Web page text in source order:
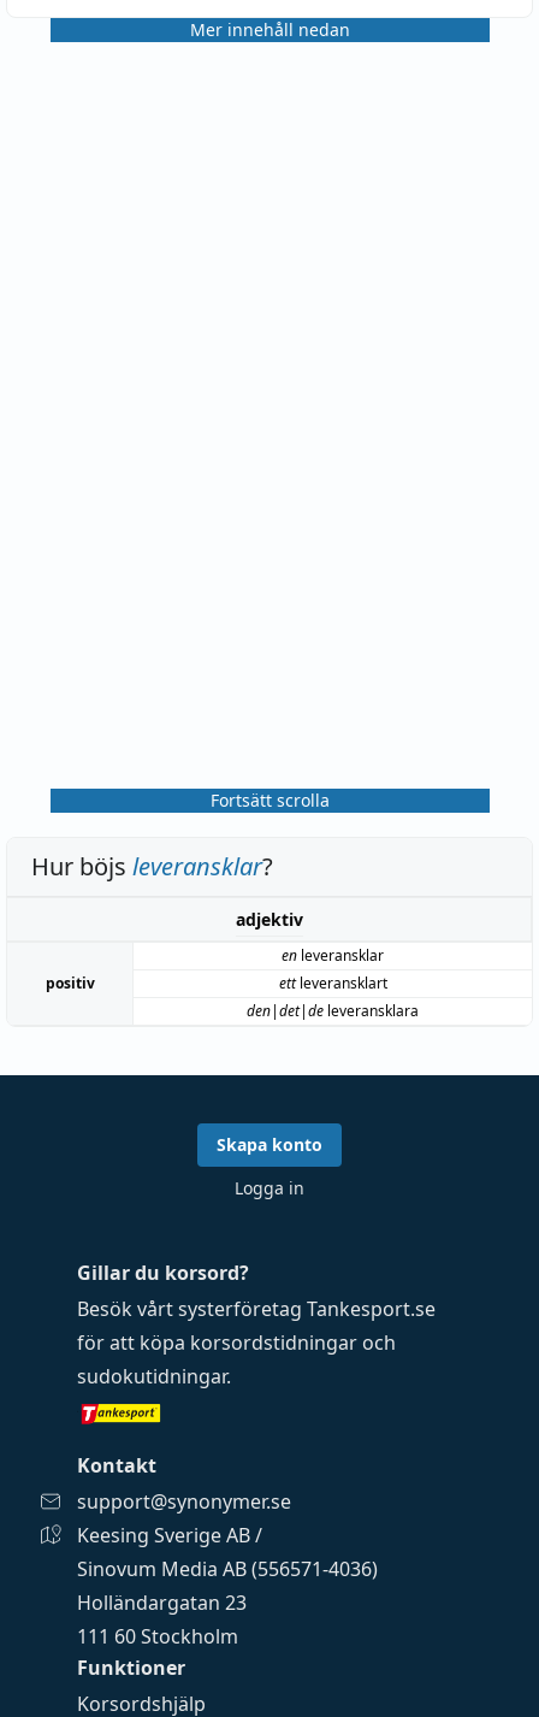
Mer innehåll nedan
Fortsätt scrolla
Hur böjs leveransklar?
adjektiv
positiv
en leveransklar
ettleveransklart
den|det|de leveransklara
Funktioner
Korsordshjälp
Gillar du korsord?
Besök vårt systerföretag Tankesport.se
för att köpa korsordstidningar och
sudokutidningar.
Kontakt
support@synonymer.se
Keesing Sverige AB /
Sinovum Media AB (556571-4036)
Holländargatan 23
111 60 Stockholm
Skapa konto
Logga in